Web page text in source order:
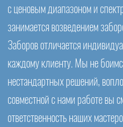
с ценовым диапазоном и
занимается возведением
Заборов отличается
каждому клиенту. Мы не
нестандартных решений,
совместной с нами работе вы
ответственность наших